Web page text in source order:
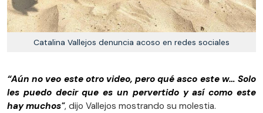
Catalina Vallejos denuncia acoso en redes sociales
“Aún no veo este otro video, pero qué asco este w… Solo
les puedo decir que es un pervertido y así como este
hay muchos", dijo Vallejos mostrando su molestia.